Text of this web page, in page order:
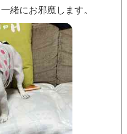
緒にお邪魔します。